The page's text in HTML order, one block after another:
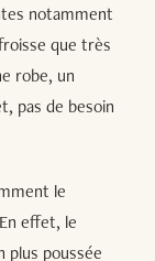
notamment
que très
robe, un
pas de besoin
le
effet, le
plus poussée